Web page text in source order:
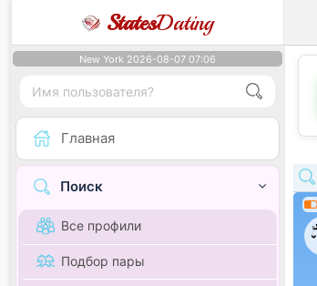
StatesDating
New York 2026-08-07 07:06
Главная
Поиск
Все профили
Подбор пары